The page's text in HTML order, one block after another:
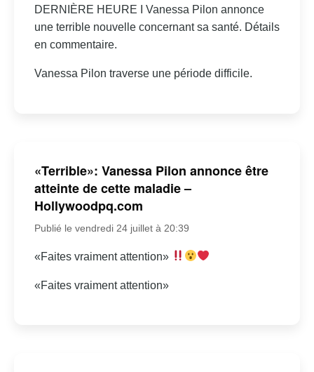
DERNIÈRE HEURE I Vanessa Pilon annonce
une terrible nouvelle concernant sa santé. Détails
en commentaire.
Vanessa Pilon traverse une période difficile.
«Terrible»: Vanessa Pilon annonce être
atteinte de cette maladie –
Hollywoodpq.com
Publié le vendredi 24 juillet à 20:39
«Faites vraiment attention»
«Faites vraiment attention»